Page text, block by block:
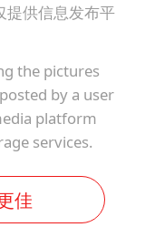
提供信息发布平
the pictures
by a user
platform
services.
佳